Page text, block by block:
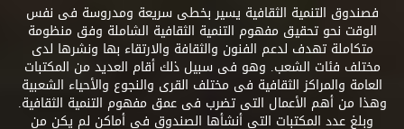
فصندوق التنمية الثقافية يسير بخطى سريعة ومدروسة فى نفس
الوقت نحو تحقيق مفهوم التنمية الثقافية الشاملة وفق منظومة
متكاملة تهدف لدعم الفنون والثقافة والارتقاء بها ونشرها لدى
مختلف فئات الشعب. وهو فى سبيل ذلك أقام العديد من المكتبات
العامة والمراكز الثقافية فى مختلف القرى والنجوع والأحياء الشعبية
وهذا من أهم الأعمال التى تضرب فى عمق مفهوم التنمية الثقافية.
وبلغ عدد المكتبات التى أنشأها الصندوق فى أماكن لم يكن من